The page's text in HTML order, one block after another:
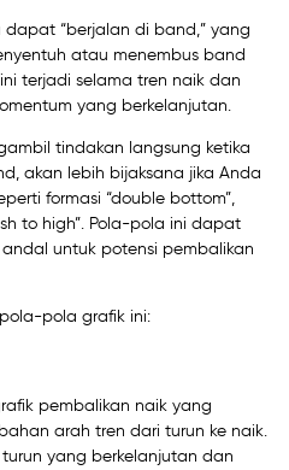
“berjalan di band,” yang
atau menembus band
terjadi selama tren naik dan
yang berkelanjutan.
tindakan langsung ketika
akan lebih bijaksana jika Anda
formasi “double bottom”,
to high”. Pola-pola ini dapat
untuk potensi pembalikan
pola grafik ini:
pembalikan naik yang
arah tren dari turun ke naik.
yang berkelanjutan dan